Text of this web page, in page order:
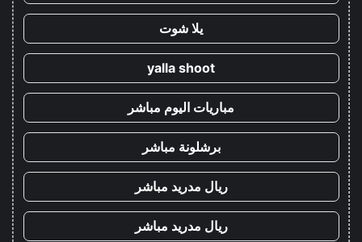
يلا شوت
yalla shoot
مباريات اليوم مباشر
برشلونة مباشر
ريال مدريد مباشر
ريال مدريد مباشر